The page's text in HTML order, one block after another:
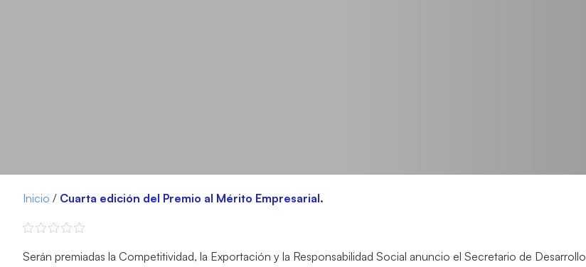
Inicio / Cuarta edición del Premio al Mérito Empresarial.
Serán premiadas la Competitividad, la Exportación y la Responsabilidad Social anuncio el Secretario de Desarrollo